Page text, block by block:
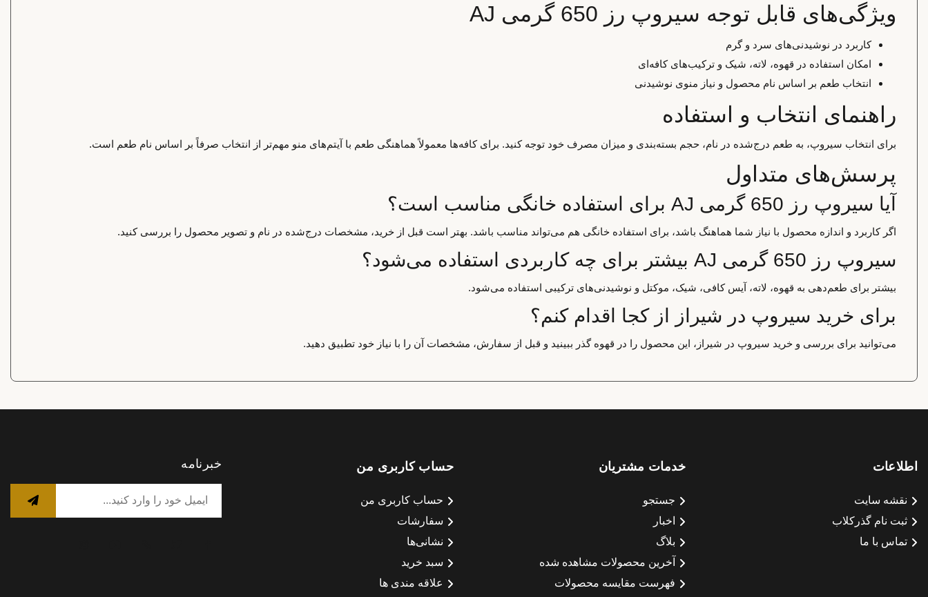
ویژگی‌های قابل توجه سیروپ رز 650 گرمی AJ
کاربرد در نوشیدنی‌های سرد و گرم
امکان استفاده در قهوه، لاته، شیک و ترکیب‌های کافه‌ای
انتخاب طعم بر اساس نام محصول و نیاز منوی نوشیدنی
راهنمای انتخاب و استفاده
برای انتخاب سیروپ، به طعم درج‌شده در نام، حجم بسته‌بندی و میزان مصرف خود توجه کنید. برای کافه‌ها معمولاً هماهنگی طعم با آیتم‌های منو مهم‌تر از انتخاب صرفاً بر اساس نام طعم است.
پرسش‌های متداول
آیا سیروپ رز 650 گرمی AJ برای استفاده خانگی مناسب است؟
اگر کاربرد و اندازه محصول با نیاز شما هماهنگ باشد، برای استفاده خانگی هم می‌تواند مناسب باشد. بهتر است قبل از خرید، مشخصات درج‌شده در نام و تصویر محصول را بررسی کنید.
سیروپ رز 650 گرمی AJ بیشتر برای چه کاربردی استفاده می‌شود؟
بیشتر برای طعم‌دهی به قهوه، لاته، آیس کافی، شیک، موکتل و نوشیدنی‌های ترکیبی استفاده می‌شود.
برای خرید سیروپ در شیراز از کجا اقدام کنم؟
می‌توانید برای بررسی و خرید سیروپ در شیراز، این محصول را در قهوه گذر ببینید و قبل از سفارش، مشخصات آن را با نیاز خود تطبیق دهید.
اطلاعات
نقشه سایت
ثبت نام گذرکلاب
تماس با ما
خدمات مشتریان
جستجو
اخبار
بلاگ
آخرین محصولات مشاهده شده
فهرست مقایسه محصولات
حساب کاربری من
حساب کاربری من
سفارشات
نشانی‌ها
سبد خرید
علاقه مندی ها
خبرنامه